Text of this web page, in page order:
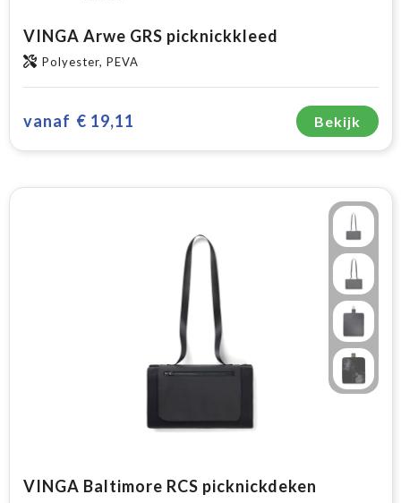
VINGA Arwe GRS picknickkleed
Polyester, PEVA
vanaf € 19,11 Bekijk
VINGA Baltimore RCS picknickdeken